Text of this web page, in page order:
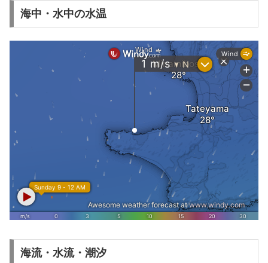
海中・水中の水温
海流・水流・潮汐